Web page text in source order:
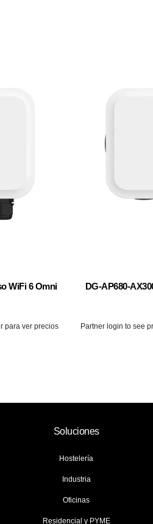
WiFi 6 Omni
para ver precios
DG-AP680-
Partner login to see
Soluciones
Hostelería
Industria
Oficinas
Residencial y PYME